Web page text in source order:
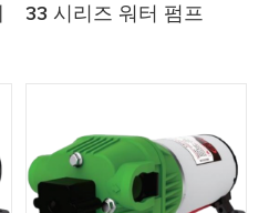
33 시리즈 워터 펌프